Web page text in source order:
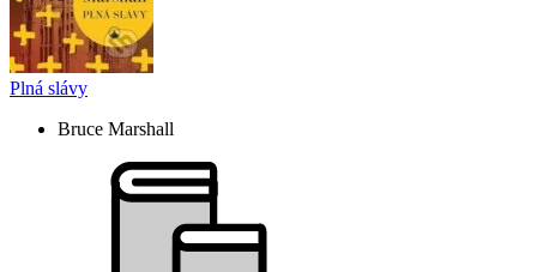
Plná slávy
Bruce Marshall